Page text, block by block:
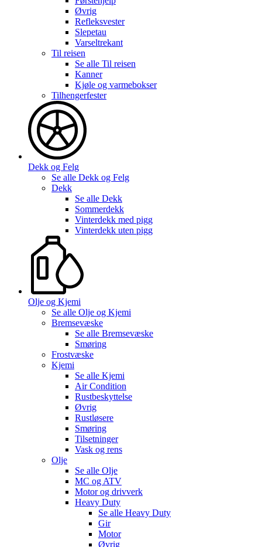
Øvrig
Refleksvester
Slepetau
Varseltrekant
Til reisen
Se alle Til reisen
Kanner
Kjøle og varmebokser
Tilhengerfester
Dekk og Felg
Se alle Dekk og Felg
Dekk
Se alle Dekk
Sommerdekk
Vinterdekk med pigg
Vinterdekk uten pigg
Olje og Kjemi
Se alle Olje og Kjemi
Bremsevæske
Se alle Bremsevæske
Smøring
Frostvæske
Kjemi
Se alle Kjemi
Air Condition
Rustbeskyttelse
Øvrig
Rustløsere
Smøring
Tilsetninger
Vask og rens
Olje
Se alle Olje
MC og ATV
Motor og drivverk
Heavy Duty
Se alle Heavy Duty
Gir
Motor
Øvrig